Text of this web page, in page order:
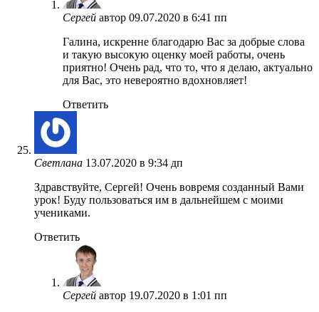
Сергей автор 09.07.2020 в 6:41 пп
Галина, искренне благодарю Вас за добрые слова
и такую высокую оценку моей работы, очень
приятно! Очень рад, что то, что я делаю, актуально
для Вас, это невероятно вдохновляет!
Ответить
Светлана 13.07.2020 в 9:34 дп
Здравствуйте, Сергей! Очень вовремя созданный Вами
урок! Буду пользоваться им в дальнейшем с моими
учениками.
Ответить
Сергей автор 19.07.2020 в 1:01 пп